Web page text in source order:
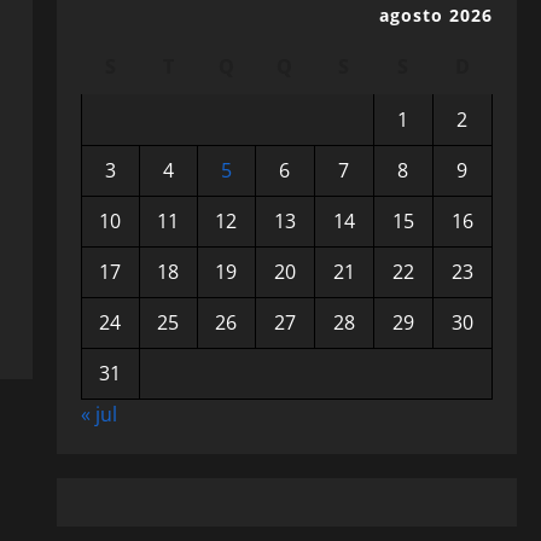
agosto 2026
1
2
3
4 5 6 7 8
9
10
11 12 13 14 15
16
17
18 19 20 21 22
23
24
25 26 27 28 29
30
31
« jul